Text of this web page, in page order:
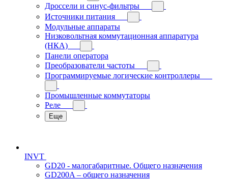
Дроссели и синус-фильтры
Источники питания
Модульные аппараты
Низковольтная коммутационная аппаратура
(НКА)
Панели оператора
Преобразователи частоты
Программируемые логические контроллеры
Промышленные коммутаторы
Реле
Еще
INVT
GD20 - малогабаритные. Общего назначения
GD200A – общего назначения